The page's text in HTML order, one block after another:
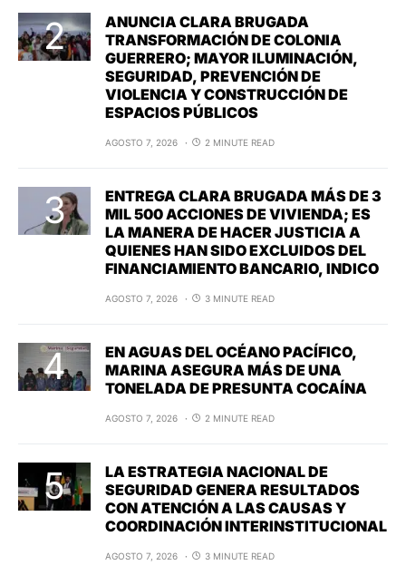
ANUNCIA CLARA BRUGADA
TRANSFORMACIÓN DE COLONIA
GUERRERO; MAYOR ILUMINACIÓN,
SEGURIDAD, PREVENCIÓN DE
VIOLENCIA Y CONSTRUCCIÓN DE
ESPACIOS PÚBLICOS
AGOSTO 7, 2026 2 MINUTE READ
ENTREGA CLARA BRUGADA MÁS DE 3
MIL 500 ACCIONES DE VIVIENDA; ES
LA MANERA DE HACER JUSTICIA A
QUIENES HAN SIDO EXCLUIDOS DEL
FINANCIAMIENTO BANCARIO, INDICO
AGOSTO 7, 2026 3 MINUTE READ
EN AGUAS DEL OCÉANO PACÍFICO,
MARINA ASEGURA MÁS DE UNA
TONELADA DE PRESUNTA COCAÍNA
AGOSTO 7, 2026 2 MINUTE READ
LA ESTRATEGIA NACIONAL DE
SEGURIDAD GENERA RESULTADOS
CON ATENCIÓN A LAS CAUSAS Y
COORDINACIÓN INTERINSTITUCIONAL
AGOSTO 7, 2026 3 MINUTE READ